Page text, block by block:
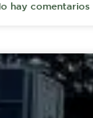
hay comentarios